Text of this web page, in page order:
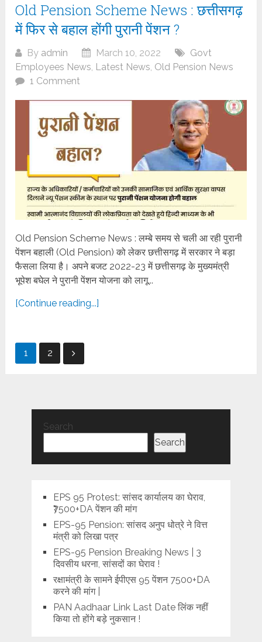
Old Pension Scheme News : छत्तीसगढ़
में फिर से बहाल होंगी पुरानी पेंशन ?
By admin March 10, 2022
Govt
Employees News, Latest News, Old Pension News
1 Comment
Old Pension Scheme News : लम्बे समय से चली आ रही पुरानी
पेंशन बहाली (Old Pension) को लेकर छत्तीसगढ़ में सरकार ने बड़ा
फैसला लिया है। अपने बजट 2022-23 में छत्तीसगढ़ के मुख्यमंत्री
भूपेश बघेल ने पुरानी पेंशन योजना को लागू...
[Continue reading...]
Posts
pagination
1 2
Search
Search
EPS 95 Protest: सांसद कार्यालय का घेराव,
₹7500+DA पेंशन की मांग
EPS-95 Pension: सांसद अनुप धोत्रे ने वित्त
मंत्री को लिखा पत्र
EPS-95 Pension Breaking News | 3
दिवसीय धरना, सांसदों का घेराव !
रक्षामंत्री के सामने ईपीएस 95 पेंशन 7500+DA
करने की मांग |
PAN Aadhaar Link Last Date लिंक नहीं
किया तो होंगे बड़े नुकसान !